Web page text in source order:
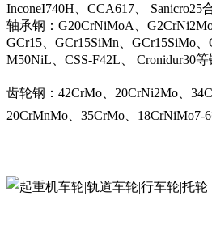
InconeI740H、CCA617、 Sanicro25
轴承钢：G20CrNiMoA、
GCr15、GCr15SiMn、GCr15SiMo、
M50NiL、CSS-F42L、 Cronidur30等
齿轮钢：42CrMo、20CrNi2Mo、
20CrMnMo、35CrMo、18CrNiMo7-6